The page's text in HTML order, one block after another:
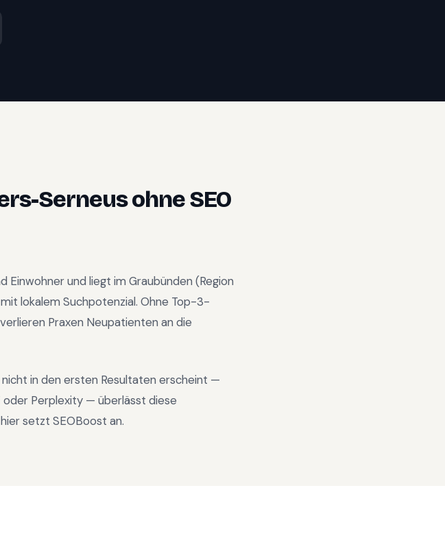
Serneusohne SEO
Einwohner und liegt im Graubünden (Region
lokalem Suchpotenzial. Ohne Top-3-
Praxen Neupatienten an die
nicht in den ersten Resultaten erscheint —
Perplexity — überlässt diese
setzt SEOBoost an.